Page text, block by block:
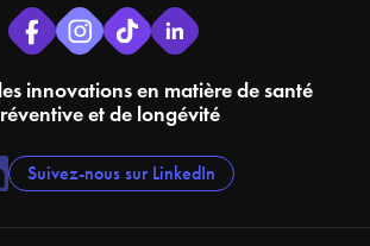
innovations en matière de santé
et de longévité
Suivez-nous sur LinkedIn